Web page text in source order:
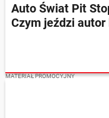
Auto Świat Pit
Czym jeździ
MATERIAŁ PROMOCYJNY